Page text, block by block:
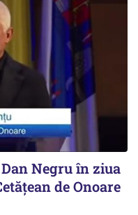
Negru în ziua
de Onoare